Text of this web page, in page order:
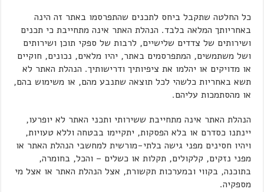
כל החלטה שתקבל ביחס לתכנים שהתפרסמו באתר זה הינה
באחריותך המלאה בלבד. הנהלת האתר אינה מתחייבת כי תכנים
ושירותים של צדדים שלישיים, לרבות של ספקי תוכן ושירותים
ושל משתמשים, המתפרסמים באתר, יהיו מלאים, נכונים, חוקיים
או מדויקים או יהלמו את ציפיותיך ודרישותיך. הנהלת האתר לא
תשא באחריות כלשהי לכל תוצאה שתנבע מהם, או משימוש בהם,
או מהסתמכות עליהם.
הנהלת האתר אינה מתחייבת ששירותי ותכני האתר לא יופרעו,
יינתנו כסדרם או בלא הפסקות, יתקיימו בבטחה וללא טעויות,
ויהיו חסינים מפני גישה בלתי-מורשית למחשבי הנהלת האתר או
מפני נזקים, קלקולים, תקלות או כשלים – והכל, בחומרה,
בתוכנה, בקווי ובמערכות תקשורת, אצל הנהלת האתר או אצל מי
מספקיה.